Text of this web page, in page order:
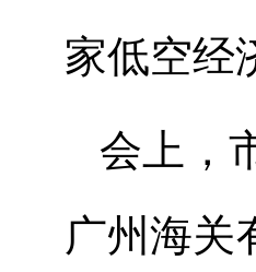
家低空经
会上，
广州海关